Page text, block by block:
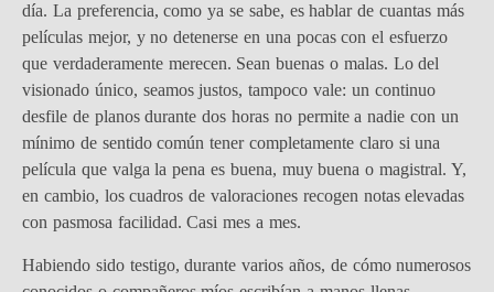
día. La preferencia, como ya se sabe, es hablar de cuantas más
películas mejor, y no detenerse en una pocas con el esfuerzo
que verdaderamente merecen. Sean buenas o malas. Lo del
visionado único, seamos justos, tampoco vale: un continuo
desfile de planos durante dos horas no permite a nadie con un
mínimo de sentido común tener completamente claro si una
película que valga la pena es buena, muy buena o magistral. Y,
en cambio, los cuadros de valoraciones recogen notas elevadas
con pasmosa facilidad. Casi mes a mes.
Habiendo sido testigo, durante varios años, de cómo numerosos